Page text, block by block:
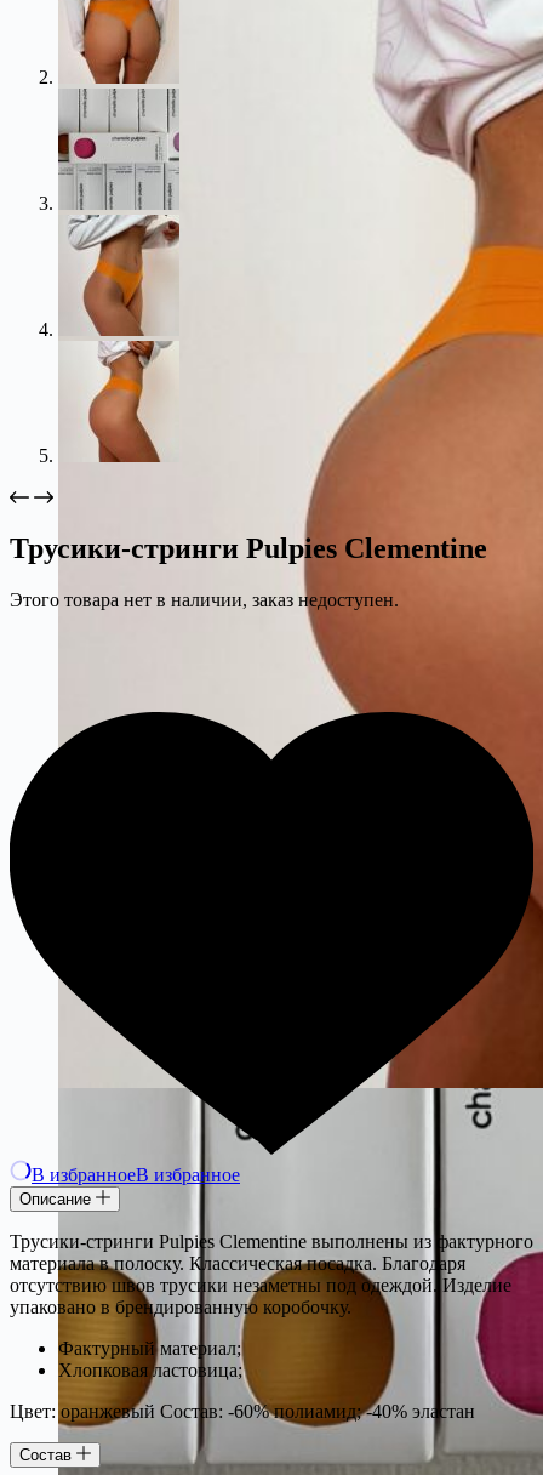
Трусики-стринги Pulpies Clementine
Этого товара нет в наличии, заказ недоступен.
В избранноеВ избранное
Описание
Трусики-стринги Pulpies Clementine выполнены из фактурного
материала в полоску. Классическая посадка. Благодаря
отсутствию швов трусики незаметны под одеждой. Изделие
упаковано в брендированную коробочку.
Фактурный материал;
Хлопковая ластовица;
Цвет: оранжевый Состав: -60% полиамид; -40% эластан
Состав